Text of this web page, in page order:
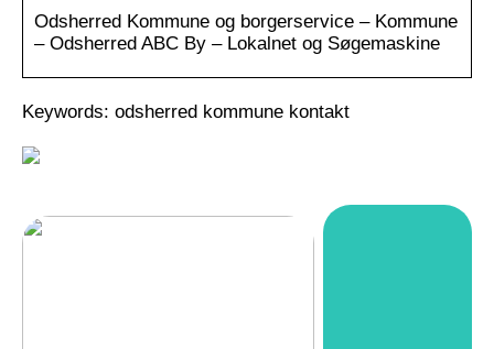
Odsherred Kommune og borgerservice – Kommune
– Odsherred ABC By – Lokalnet og Søgemaskine
Keywords: odsherred kommune kontakt